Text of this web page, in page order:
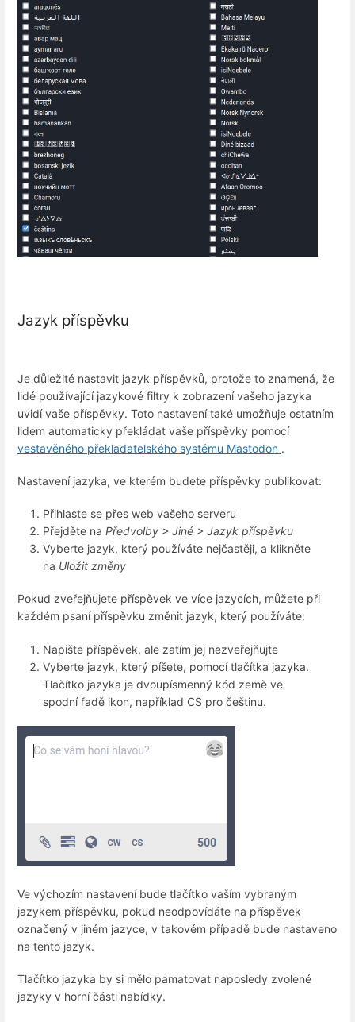
Jazyk příspěvku
Je důležité nastavit jazyk příspěvků, protože to znamená, že
lidé používající jazykové filtry k zobrazení vašeho jazyka
uvidí vaše příspěvky. Toto nastavení také umožňuje ostatním
lidem automaticky překládat vaše příspěvky pomocí
vestavěného překladatelského systému Mastodon .
Nastavení jazyka, ve kterém budete příspěvky publikovat:
Přihlaste se přes web vašeho serveru
Přejděte na Předvolby > Jiné > Jazyk příspěvku
Vyberte jazyk, který používáte nejčastěji, a klikněte
na Uložit změny
Pokud zveřejňujete příspěvek ve více jazycích, můžete při
každém psaní příspěvku změnit jazyk, který používáte:
Napište příspěvek, ale zatím jej nezveřejňujte
Vyberte jazyk, který píšete, pomocí tlačítka jazyka.
Tlačítko jazyka je dvoupísmenný kód země ve
spodní řadě ikon, například CS pro češtinu.
Ve výchozím nastavení bude tlačítko vaším vybraným
jazykem příspěvku, pokud neodpovídáte na příspěvek
označený v jiném jazyce, v takovém případě bude nastaveno
na tento jazyk.
Tlačítko jazyka by si mělo pamatovat naposledy zvolené
jazyky v horní části nabídky.